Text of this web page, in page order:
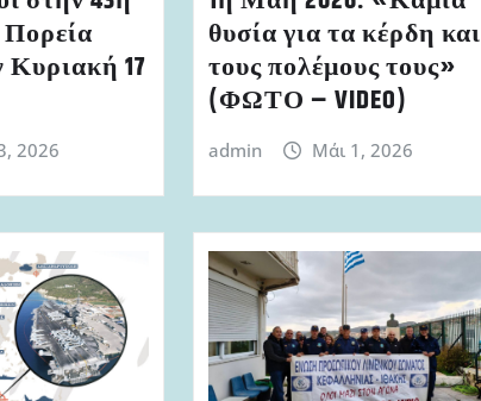
17
2026
θυσία για τα κέρδη και
τους πολέμους τους»
(ΦΩΤΟ – VIDEO)
admin Μάι 1, 2026